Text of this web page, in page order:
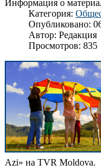
Информация о
Категория:
Опубликовано:
Автор: Редакция
Просмотров: 835
Azi» на TVR Moldova.